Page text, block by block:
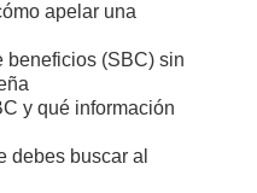
apelar una
beneficios (SBC) sin
y qué información
debes buscar al